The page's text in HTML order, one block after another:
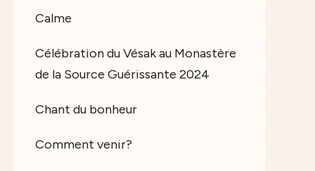
Calme
Célébration du Vésak au Monastère
de la Source Guérissante 2024
Chant du bonheur
Comment venir?